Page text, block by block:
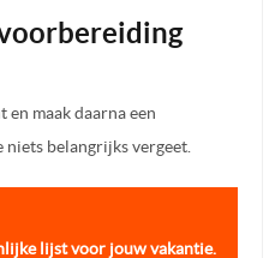
maak daarna een
belangrijks vergeet.
lijst voor jouw vakantie.